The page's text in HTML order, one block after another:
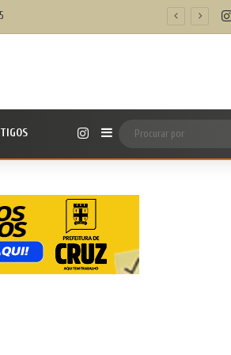
InstagramBarra Lateral